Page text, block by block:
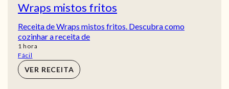
Wraps mistos fritos
Receita de Wraps mistos fritos. Descubra como
cozinhar a receita de
1 hora
hora
Fácil
VER RECEITA